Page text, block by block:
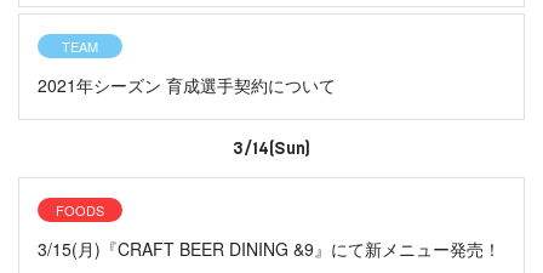
TEAM
2021年シーズン 育成選手契約について
3/14(Sun)
FOODS
3/15(月)『CRAFT BEER DINING &9』にて新メニュー発売！